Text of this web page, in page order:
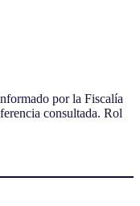
por la Fiscalía
consultada. Rol